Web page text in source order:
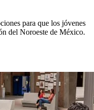
para que los jóvenes
del Noroeste de México.